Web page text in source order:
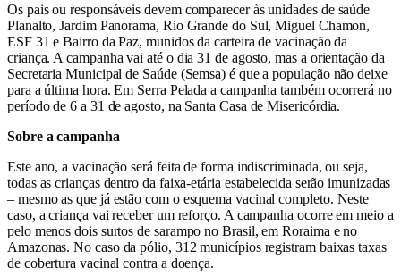
Os pais ou responsáveis devem comparecer às unidades de saúde
Planalto, Jardim Panorama, Rio Grande do Sul, Miguel Chamon,
ESF 31 e Bairro da Paz, munidos da carteira de vacinação da
criança. A campanha vai até o dia 31 de agosto, mas a orientação da
Secretaria Municipal de Saúde (Semsa) é que a população não deixe
para a última hora. Em Serra Pelada a campanha também ocorrerá no
período de 6 a 31 de agosto, na Santa Casa de Misericórdia.
Sobre a campanha
Este ano, a vacinação será feita de forma indiscriminada, ou seja,
todas as crianças dentro da faixa-etária estabelecida serão imunizadas
– mesmo as que já estão com o esquema vacinal completo. Neste
caso, a criança vai receber um reforço. A campanha ocorre em meio a
pelo menos dois surtos de sarampo no Brasil, em Roraima e no
Amazonas. No caso da pólio, 312 municípios registram baixas taxas
de cobertura vacinal contra a doença.